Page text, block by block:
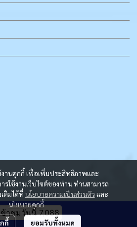
งานคุกกี้ เพื่อเพิ่มประสิทธิภาพและ
ใช้งานเว็บไซต์ของท่าน ท่านสามารถ
ติมได้ที่ นโยบายความเป็นส่วนตัว และ
นโยบายคุกกี้
กี้ ยอมรับทั้งหมด
ข้าชมวันนี้7,088